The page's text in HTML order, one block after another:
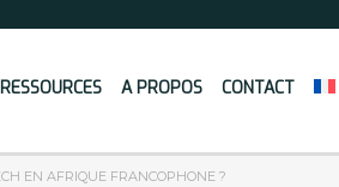
RESSOURCES A PROPOS CONTACT
EN AFRIQUE FRANCOPHONE ?